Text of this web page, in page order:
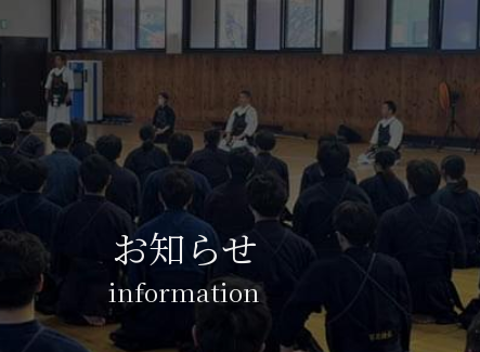
お知らせ
information